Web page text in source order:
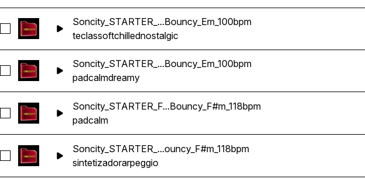
Seleccionar Soncity_STARTER_Arenbi_KEY_2_Reggaeton_Bouncy_Em_100bpm
Soncity_STARTER_...Bouncy_Em_100bpm
teclassoftchillednostalgic
Seleccionar Soncity_STARTER_Arenbi_PAD_Reggaeton_Bouncy_Em_100bpm
Soncity_STARTER_...Bouncy_Em_100bpm
padcalmdreamy
Seleccionar Soncity_STARTER_Fenti_PAD_Reggaeton_Bouncy_F#m_118bpm
Soncity_STARTER_F...Bouncy_F#m_118bpm
padcalm
Seleccionar
Soncity_STARTER_...ouncy_F#m_118bpm
sintetizadorarpeggio